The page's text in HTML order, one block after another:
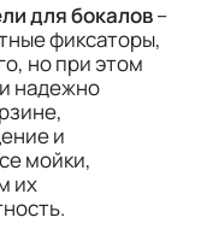
для бокалов–
фиксаторы,
но при этом
надежно
и
мойки,
их